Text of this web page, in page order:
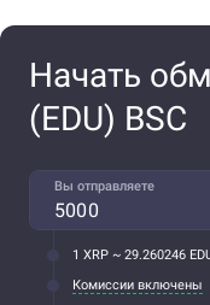
Начать
(EDU) BSC
Вы отправляете
1 XRP ~ 29.260246
Комиссии включены